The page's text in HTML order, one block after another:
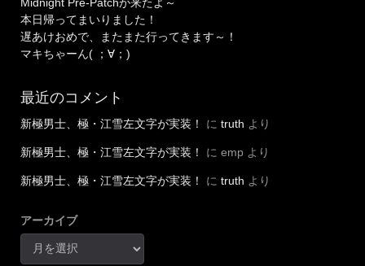
Midnight Pre-Patchが来たよ～
本日帰ってまいりました！
遅あけおめで、またまた行ってきます～！
マキちゃーん( ；∀；)
最近のコメント
新極男士、極・江雪左文字が実装！ に truth より
新極男士、極・江雪左文字が実装！ に emp より
新極男士、極・江雪左文字が実装！ に truth より
アーカイブ